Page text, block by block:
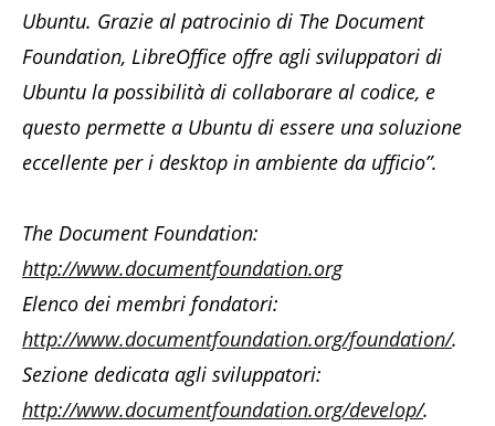
Ubuntu. Grazie al patrocinio di The Document
Foundation, LibreOffice offre agli sviluppatori di
Ubuntu la possibilità di collaborare al codice, e
questo permette a Ubuntu di essere una soluzione
eccellente per i desktop in ambiente da ufficio”.
The Document Foundation:
http://www.documentfoundation.org
Elenco dei membri fondatori:
http://www.documentfoundation.org/foundation/.
Sezione dedicata agli sviluppatori:
http://www.documentfoundation.org/develop/.